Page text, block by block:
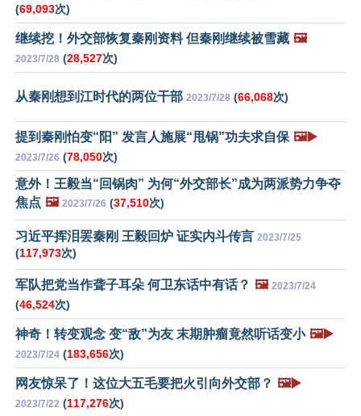
(69,093次)
继续挖！外交部恢复秦刚资料 但秦刚继续被雪藏 🖼️
2023/7/28 (28,527次)
从秦刚想到江时代的两位干部 2023/7/28 (66,068次)
提到秦刚怕变“阳” 发言人施展“甩锅”功夫求自保 🖼️▶️
2023/7/26 (78,050次)
意外！王毅当“回锅肉” 为何“外交部长”成为两派势力争夺
焦点 🖼️ 2023/7/26 (37,510次)
习近平挥泪罢秦刚 王毅回炉 证实内斗传言 2023/7/25
(117,973次)
军队把党当作聋子耳朵 何卫东话中有话？ 🖼️ 2023/7/24
(46,524次)
神奇！转变观念 变“敌”为友 末期肿瘤竟然听话变小 🖼️▶️
2023/7/24 (183,656次)
网友惊呆了！这位大五毛要把火引向外交部？ 🖼️▶️
2023/7/22 (117,276次)